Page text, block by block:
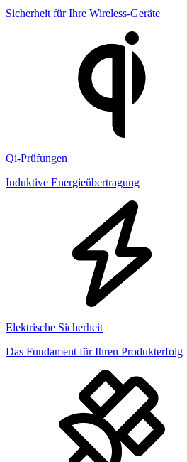
Sicherheit für Ihre Wireless-Geräte
Qi-Prüfungen
Induktive Energieübertragung
Elektrische Sicherheit
Das Fundament für Ihren Produkterfolg